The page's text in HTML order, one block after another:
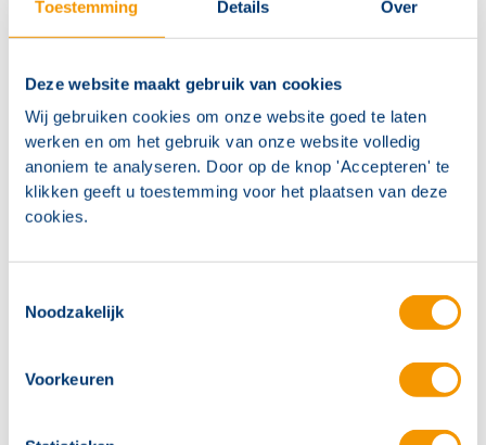
Toestemming Details Over
Deze website maakt gebruik van cookies
Wij gebruiken cookies om onze website goed te laten
werken en om het gebruik van onze website volledig
anoniem te analyseren. Door op de knop 'Accepteren' te
klikken geeft u toestemming voor het plaatsen van deze
cookies.
Noodzakelijk
Voorkeuren
Voeding 1U – 24 VDC / 190 A
Artikelnr. ONT1012